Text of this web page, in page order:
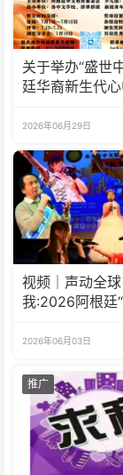
关于举办“盛世
廷华裔新生代心
2026年06月29日
视频｜声动全
我:2026阿根廷“
圆满落幕
2026年06月03日
推广